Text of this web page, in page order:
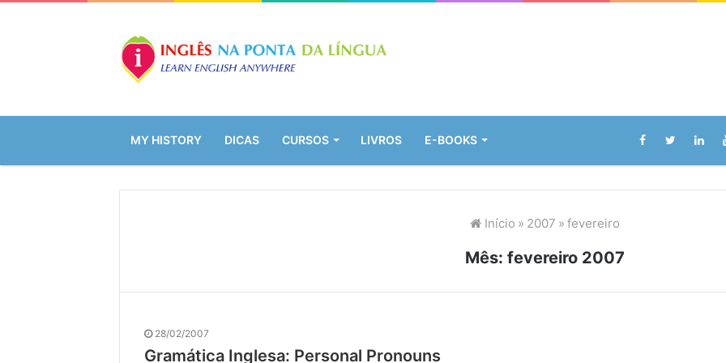
MY HISTORY DICAS CURSOS LIVROS E-BOOKS
Início » 2007 » fevereiro
Mês: fevereiro 2007
28/02/2007
Gramática Inglesa: Personal Pronouns